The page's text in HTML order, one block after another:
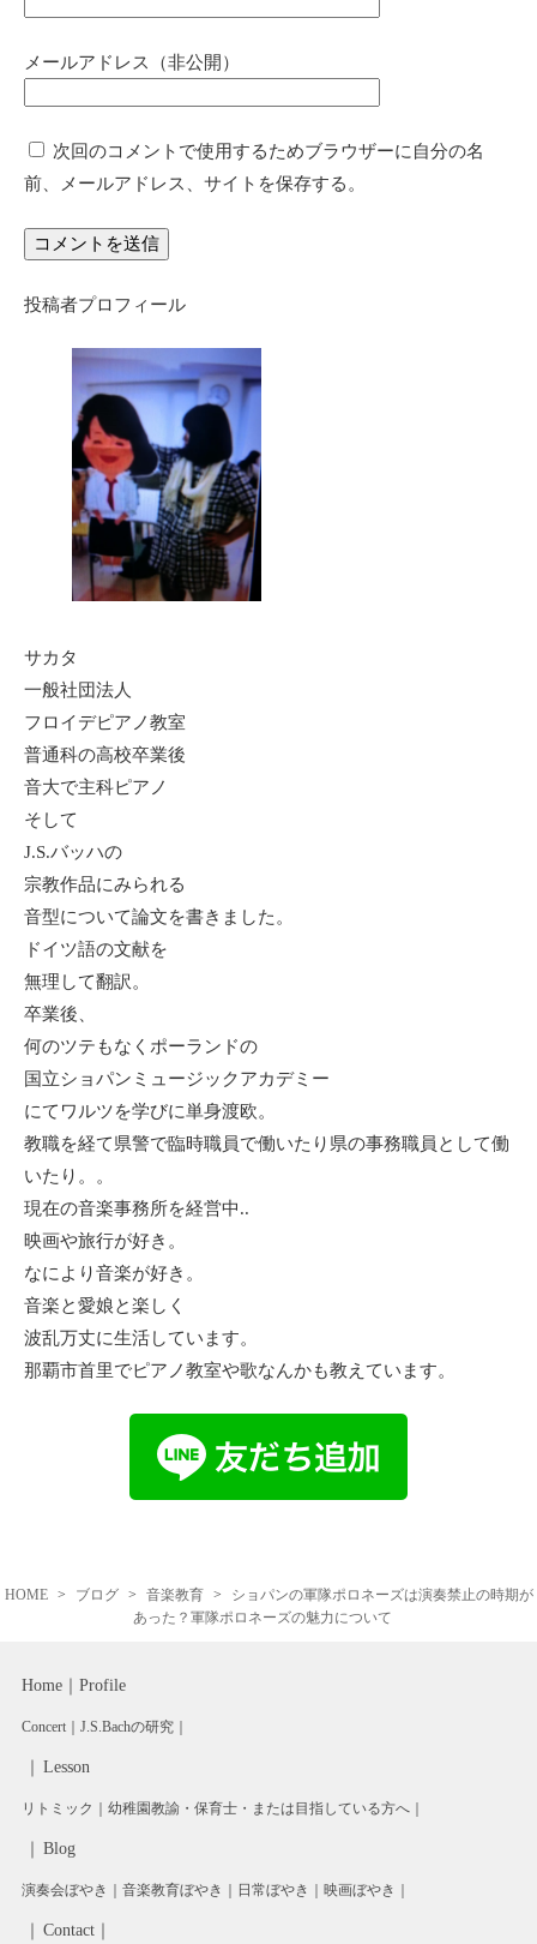
メールアドレス（非公開）
次回のコメントで使用するためブラウザーに自分の名
前、メールアドレス、サイトを保存する。
投稿者プロフィール
サカタ
一般社団法人
フロイデピアノ教室
普通科の高校卒業後
音大で主科ピアノ
そして
J.S.バッハの
宗教作品にみられる
音型について論文を書きました。
ドイツ語の文献を
無理して翻訳。
卒業後、
何のツテもなくポーランドの
国立ショパンミュージックアカデミー
にてワルツを学びに単身渡欧。
教職を経て県警で臨時職員で働いたり県の事務職員として働
いたり。。
現在の音楽事務所を経営中..
映画や旅行が好き。
なにより音楽が好き。
音楽と愛娘と楽しく
波乱万丈に生活しています。
那覇市首里でピアノ教室や歌なんかも教えています。
HOME ブログ 音楽教育
ショパンの軍隊ポロネーズは演奏禁止の時期が
あった？軍隊ポロネーズの魅力について
Home Profile
Concert J.S.Bachの研究
Lesson
リトミック 幼稚園教諭・保育士・または目指している方へ
Blog
演奏会ぼやき 音楽教育ぼやき 日常ぼやき 映画ぼやき
Contact